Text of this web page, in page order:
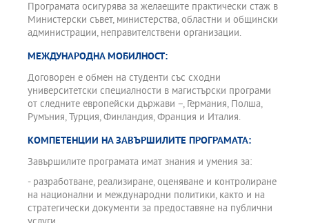
Програмата осигурява за желаещите практически стаж в
Министерски съвет, министерства, областни и общински
администрации, неправителствени организации.
МЕЖДУНАРОДНА МОБИЛНОСТ:
Договорен е обмен на студенти със сходни
университетски специалности в магистърски програми
от следните европейски държави –, Германия, Полша,
Румъния, Турция, Финландия, Франция и Италия.
КОМПЕТЕНЦИИ НА ЗАВЪРШИЛИТЕ ПРОГРАМАТА:
Завършилите програмата имат знания и умения за:
- разработване, реализиране, оценяване и контролиране
на национални и международни политики, както и на
стратегически документи за предоставяне на публични